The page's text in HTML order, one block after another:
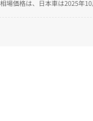
場価格は、日本車は2025年